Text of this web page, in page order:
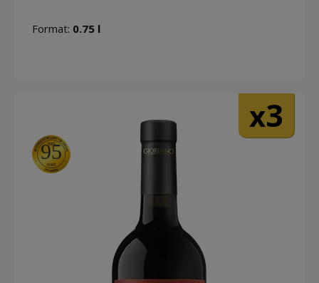
Format: 0.75 l
95
x3